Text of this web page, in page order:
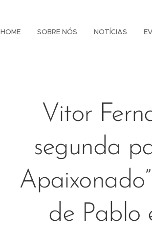
HOME SOBRE NÓS NOTÍCIAS
Vitor
segunda
de Pablo